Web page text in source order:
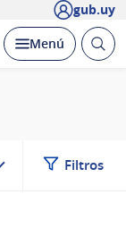
gub.uy
Desplegar
Menú Abrir
Filtros